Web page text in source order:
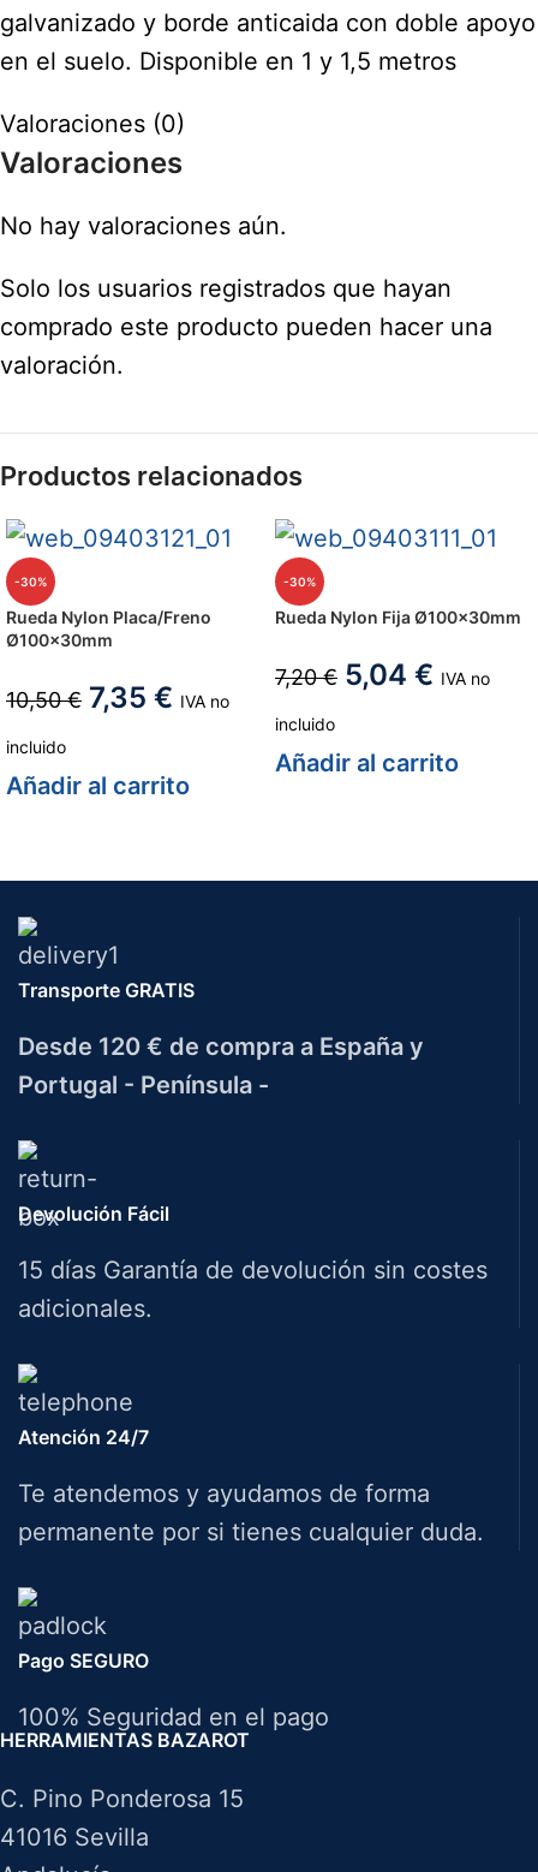
galvanizado y borde anticaida con doble apoyo
en el suelo. Disponible en 1 y 1,5 metros
Valoraciones (0)
Valoraciones
No hay valoraciones aún.
Solo los usuarios registrados que hayan
comprado este producto pueden hacer una
valoración.
Productos relacionados
-30%
Rueda Nylon Placa/Freno
Ø100x30mm
10,50€ 7,35 € IVA no
incluido
Añadir al carrito
-30%
Rueda Nylon Fija Ø100x30mm
7,20€ 5,04 € IVA no
incluido
Añadir al carrito
Transporte GRATIS
Desde 120 € de compra a España y
Portugal - Península -
Devolución Fácil
15 días Garantía de devolución sin costes
adicionales.
Atención 24/7
Te atendemos y ayudamos de forma
permanente por si tienes cualquier duda.
Pago SEGURO
100% Seguridad en el pago
HERRAMIENTAS BAZAROT
C. Pino Ponderosa 15
41016 Sevilla